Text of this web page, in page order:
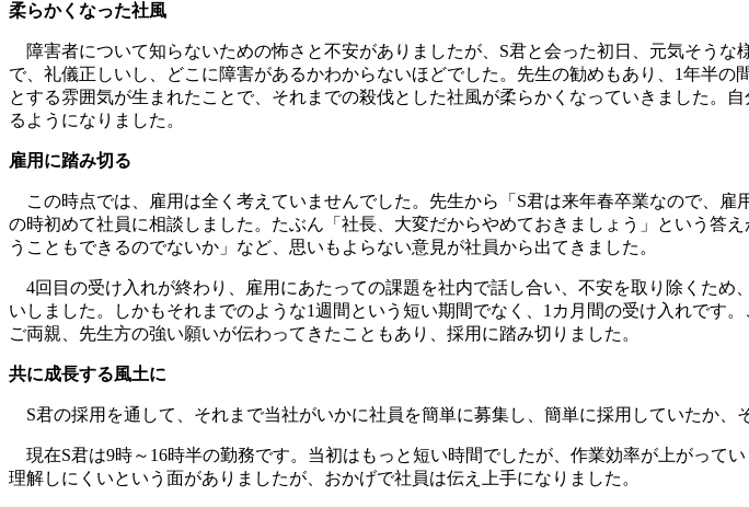
柔らかくなった社風
障害者について知らないための怖さと不安がありましたが、S君と会った初日、元気そう
で、礼儀正しいし、どこに障害があるかわからないほどでした。先生の勧めもあり、1年半
とする雰囲気が生まれたことで、それまでの殺伐とした社風が柔らかくなっていきました。
るようになりました。
雇用に踏み切る
この時点では、雇用は全く考えていませんでした。先生から「S君は来年春卒業なので、
の時初めて社員に相談しました。たぶん「社長、大変だからやめておきましょう」という答
うこともできるのでないか」など、思いもよらない意見が社員から出てきました。
4回目の受け入れが終わり、雇用にあたっての課題を社内で話し合い、不安を取り除くた
いしました。しかもそれまでのような1週間という短い期間でなく、1カ月間の受け入れです
ご両親、先生方の強い願いが伝わってきたこともあり、採用に踏み切りました。
共に成長する風土に
S君の採用を通して、それまで当社がいかに社員を簡単に募集し、簡単に採用していたか、
現在S君は9時～16時半の勤務です。当初はもっと短い時間でしたが、作業効率が上がって
理解しにくいという面がありましたが、おかげで社員は伝え上手になりました。